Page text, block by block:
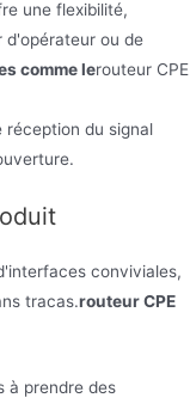
une flexibilité,
d'opérateur ou de
comme lerouteur CPE
réception du signal
conviviales,
tracas.routeur CPE
à prendre des